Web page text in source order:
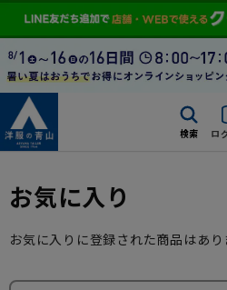
検索 ロ
お気に入り
お気に入りに登録された商品はあり